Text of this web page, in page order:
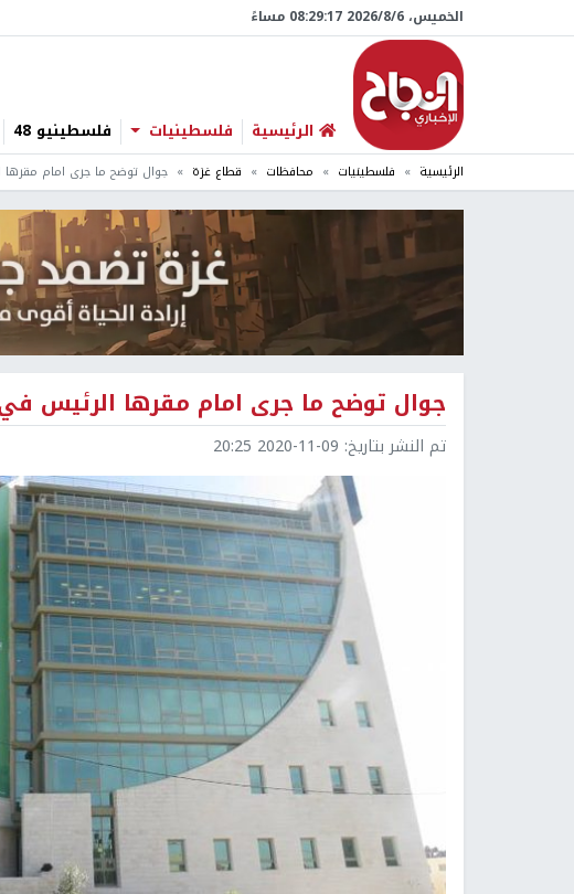
الخميس، 6/‏8/‏2026 08:29:17 مساءً
الرئيسية فلسطينيات فلسطينيو 48
الرئيسية فلسطينيات محافظات قطاع غزة جوال توضح ما جرى امام
جوال توضح ما جرى امام مقرها الرئيس
تم النشر بتاريخ: 2020-11-09 20:25